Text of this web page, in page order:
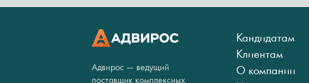
Адвирос — ведущий
поставщик комплексных
Кандидатам
Клиентам
О компании